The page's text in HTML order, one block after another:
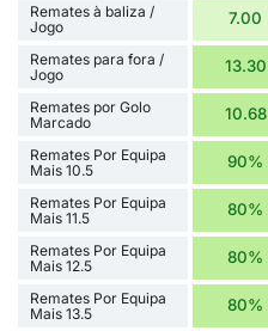
Remates à baliza /
Jogo
7.00
Remates para fora /
Jogo
13.30
Remates por Golo
Marcado
10.68
Remates Por Equipa
Mais 10.5
90%
Remates Por Equipa
Mais 11.5
80%
Remates Por Equipa
Mais 12.5
80%
Remates Por Equipa
Mais 13.5
80%